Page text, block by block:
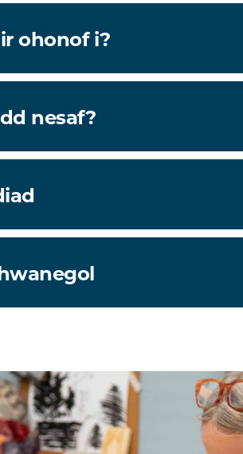
ohonof i?
nesaf?